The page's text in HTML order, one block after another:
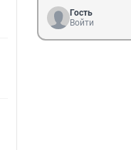
Гость
Войти